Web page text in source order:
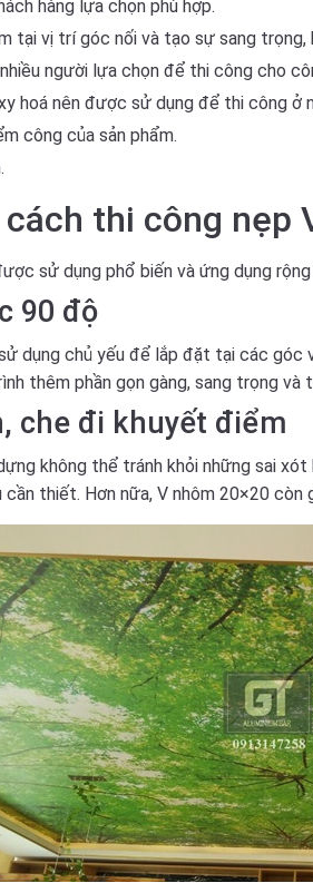
hàng lựa chọn phù hợp.
tại vị trí góc nối và tạo sự sang trọng,
người lựa chọn để thi công cho
hoá nên được sử dụng để thi công ở
công của sản phẩm.
thi công nẹp
sử dụng phổ biến và ứng dụng
90 độ
dụng chủ yếu để lắp đặt tại các góc
thêm phần gọn gàng, sang trọng và
che đi khuyết điểm
không thể tránh khỏi những sai
thiết. Hơn nữa, V nhôm 20×20 còn